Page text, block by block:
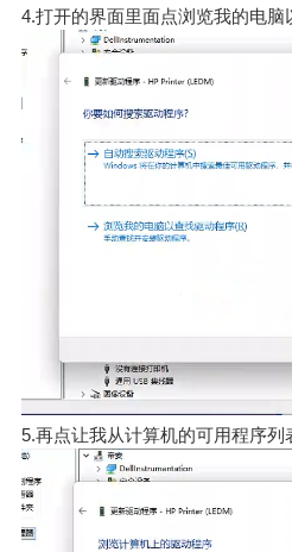
4.打开的界面里面点浏览我的电脑
5.再点让我从计算机的可用程序列